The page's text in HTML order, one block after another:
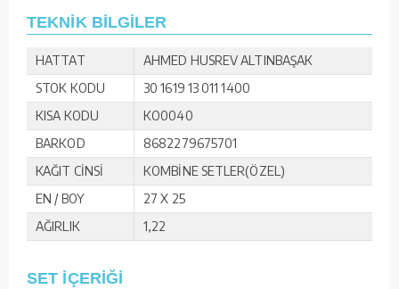
TEKNİK BİLGİLER
HATTAT
AHMED HUSREV ALTINBAŞAK
STOK KODU
30 1619 13 011 1400
KISA KODU
KO0040
BARKOD
8682279675701
KAĞIT CİNSİ
KOMBİNE SETLER(ÖZEL)
EN / BOY
27 X 25
AĞIRLIK
1,22
SET İÇERİĞİ